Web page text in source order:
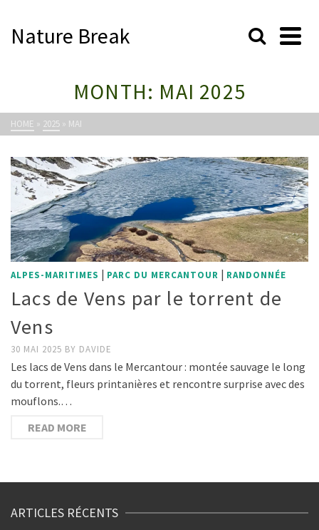
Nature Break
MONTH: MAI 2025
HOME » 2025 » MAI
ALPES-MARITIMES | PARC DU MERCANTOUR | RANDONNÉE
Lacs de Vens par le torrent de
Vens
30 MAI 2025 BY DAVIDE
Les lacs de Vens dans le Mercantour : montée sauvage le long
du torrent, fleurs printanières et rencontre surprise avec des
mouflons.…
READ MORE
ARTICLES RÉCENTS